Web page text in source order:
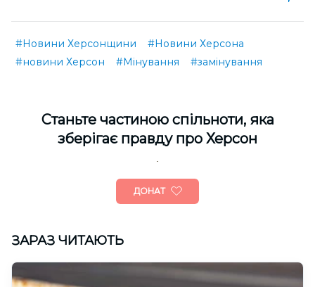
#Новини Херсонщини
#Новини Херсона
#новини Херсон
#Мінування #замінування
Cтаньте частиною спільноти, яка
зберігає правду про Херсон
ДОНАТ
ЗАРАЗ ЧИТАЮТЬ